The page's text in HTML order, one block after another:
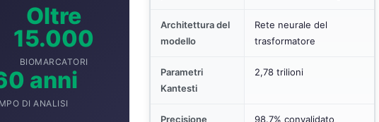
Architettura del
modello
Rete neurale del
trasformatore
Parametri
Kantesti
2,78 trilioni
Precisione
98.7% convalidato
Oltre
15.000
BIOMARCATORI
anni
DI ANALISI